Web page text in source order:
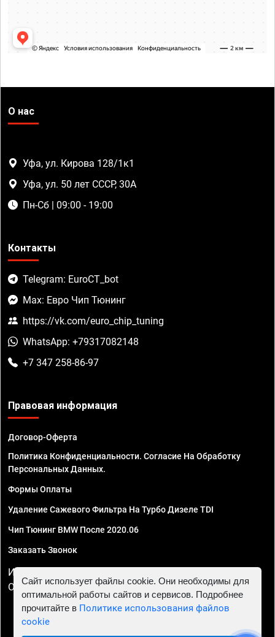
О нас
Уфа, ул. Кирова 128/1к1
Уфа, ул. 50 лет СССР, 30А
Пн-Сб | 09:00 - 19:00
Контакты
Telegram: EuroCT_bot
Max: Евро Чип Тюнинг
https://vk.com/euro_chip_tuning
WhatsApp: +79317082148
+7 347 258-86-97
Правовая информация
Договор-Оферта
Политика Конфиденциальности. Согласие На Обработку
Персональных Данных.
Формы Оплаты
Удаление Сажевого Фильтра На Турбо Дизеле TDI
Чип Тюнинг BMW После 2020.06
Заказать Звонок
ИП Смирнов Георгий Павлович. ИНН 781302555843,
ОГРНИП 324470400032610
Сайт использует файлы cookie. Они необходимы для
оптимальной работы сайтов и сервисов. Подробнее
прочитайте в Политике использования файлов
cookie